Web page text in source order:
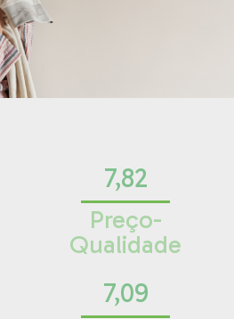
7,82
Preço-
Qualidade
7,09